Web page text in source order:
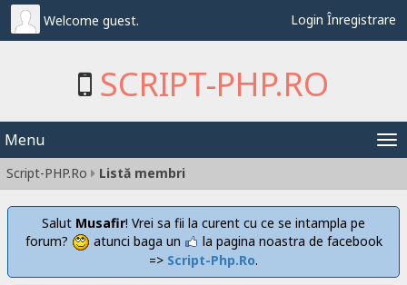
Welcome guest. Login Înregistrare
SCRIPT-PHP.RO
Menu
Script-PHP.Ro Listă membri
Salut Musafir! Vrei sa fii la curent cu ce se intampla pe
forum?
atunci baga un
la pagina noastra de facebook
=> Script-Php.Ro.